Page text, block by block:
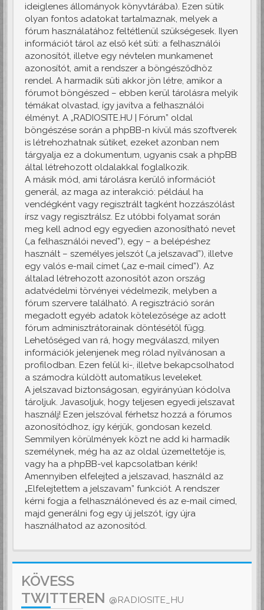
ideiglenes állományok könyvtárába). Ezen sütik
olyan fontos adatokat tartalmaznak, melyek a
fórum használatához feltétlenül szükségesek. Ilyen
információt tárol az első két süti: a felhasználói
azonosítót, illetve egy névtelen munkamenet
azonosítót, amit a rendszer a böngésződhöz
rendel. A harmadik süti akkor jön létre, amikor a
fórumot böngészed – ebben kerül tárolásra melyik
témákat olvastad, így javítva a felhasználói
élményt. A „RADIOSITE.HU | Fórum” oldal
böngészése során a phpBB-n kívül más szoftverek
is létrehozhatnak sütiket, ezeket azonban nem
tárgyalja ez a dokumentum, ugyanis csak a phpBB
által létrehozott oldalakkal foglalkozik.
A másik mód, ami tárolásra kerülő információt
generál, az maga az interakció: például ha
vendégként vagy regisztrált tagként hozzászólást
írsz vagy regisztrálsz. Ez utóbbi folyamat során
meg kell adnod egy egyedien azonosítható nevet
(„a felhasználói neved”), egy – a belépéshez
használt – személyes jelszót („a jelszavad”), illetve
egy valós e-mail címet („az e-mail címed”). Az
általad létrehozott azonosítót azon ország
adatvédelmi törvényei védelmezik, melyben a
fórum szervere található. A regisztráció során
megadott egyéb adatok kötelezősége az adott
fórum adminisztrátorainak döntésétől függ.
Lehetőséged van rá, hogy megválaszd, milyen
információk jelenjenek meg rólad nyilvánosan a
profilodban. Ezen felül ki-, illetve bekapcsolhatod
a számodra küldött automatikus leveleket.
A jelszavad biztonságosan, egyirányúan kódolva
tároljuk. Javasoljuk, hogy teljesen egyedi jelszavat
használj! Ezen jelszóval férhetsz hozzá a fórumos
azonosítódhoz, így kérjük, gondosan kezeld.
Semmilyen körülmények közt ne add ki harmadik
személynek, még ha az az oldal üzemeltetője is,
vagy ha a phpBB-vel kapcsolatban kérik!
Amennyiben elfelejted a jelszavad, használd az
„Elfelejtettem a jelszavam” funkciót. A rendszer
kérni fogja a felhasználóneved és az e-mail címed,
majd generálni fog egy új jelszót, így újra
használhatod az azonosítód.
KÖVESS
TWITTEREN @RADIOSITE_HU